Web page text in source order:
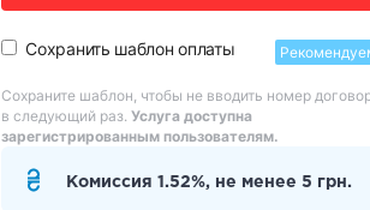
Сохранить шаблон оплаты
Сохраните шаблон, чтобы не вводить номер
в следующий раз. Услуга доступна
зарегистрированным пользователям.
Комиссия 1.52%, не менее 5 грн.